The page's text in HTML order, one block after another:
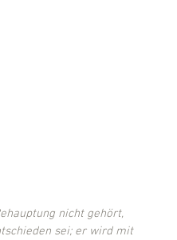
nicht gehört,
sei; er wird mit